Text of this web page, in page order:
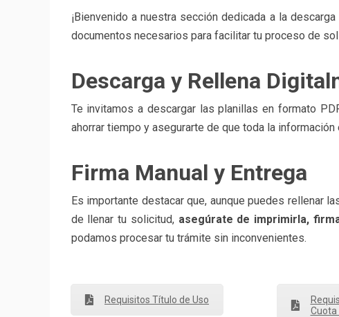
¡Bienvenido a nuestra sección dedicada a la
documentos necesarios para facilitar tu proceso de
Descarga y Rellena
Te invitamos a descargar las planillas en formato
ahorrar tiempo y asegurarte de que toda la
Firma Manual y Entrega
Es importante destacar que, aunque puedes rellenar
de llenar tu solicitud, asegúrate de imprimirla,
podamos procesar tu trámite sin inconvenientes.
Requisitos Título de Uso
Cuota